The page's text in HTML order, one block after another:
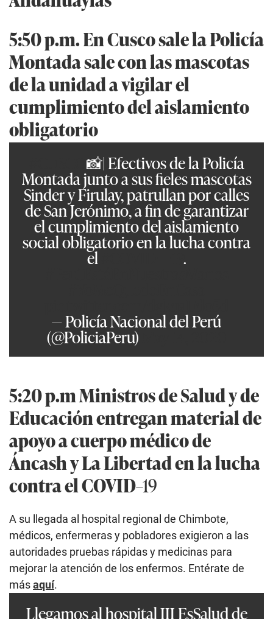
5:50 p.m. En Cusco sale la Policía
Montada sale con las mascotas
de la unidad a vigilar el
cumplimiento del aislamiento
obligatorio
📸| Efectivos de la Policía
Montada junto a sus fieles mascotas
Sinder y Firulay, patrullan por calles
de San Jerónimo, a fin de garantizar
el cumplimiento del aislamiento
social obligatorio en la lucha contra
el .
— Policía Nacional del Perú
(@PoliciaPeru)
5:20 p.m Ministros de Salud y de
Educación entregan material de
apoyo a cuerpo médico de
Áncash y La Libertad en la lucha
contra el COVID–19
A su llegada al hospital regional de Chimbote,
médicos, enfermeras y pobladores exigieron a las
autoridades pruebas rápidas y medicinas para
mejorar la atención de los enfermos. Entérate de
másaquí.
Llegamos al hospital III EsSalud de